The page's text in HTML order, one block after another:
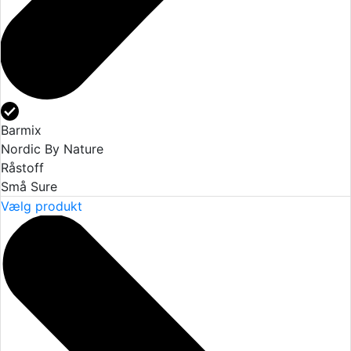
Barmix
Nordic By Nature
Råstoff
Små Sure
Vælg produkt